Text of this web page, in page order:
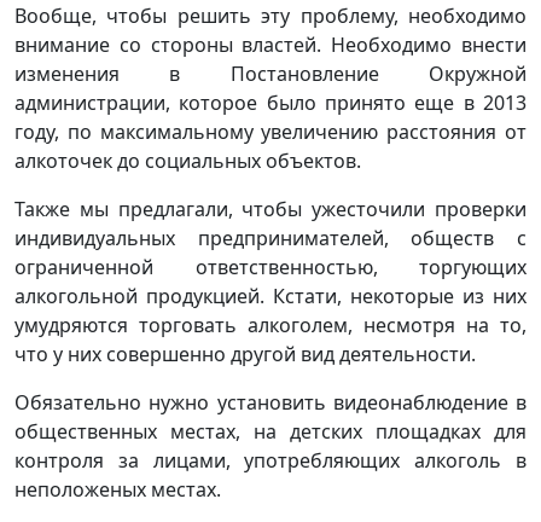
Вообще, чтобы решить эту проблему, необходимо
внимание со стороны властей. Необходимо внести
изменения в Постановление Окружной
администрации, которое было принято еще в 2013
году, по максимальному увеличению расстояния от
алкоточек до социальных объектов.
Также мы предлагали, чтобы ужесточили проверки
индивидуальных предпринимателей, обществ с
ограниченной ответственностью, торгующих
алкогольной продукцией. Кстати, некоторые из них
умудряются торговать алкоголем, несмотря на то,
что у них совершенно другой вид деятельности.
Обязательно нужно установить видеонаблюдение в
общественных местах, на детских площадках для
контроля за лицами, употребляющих алкоголь в
неположеных местах.